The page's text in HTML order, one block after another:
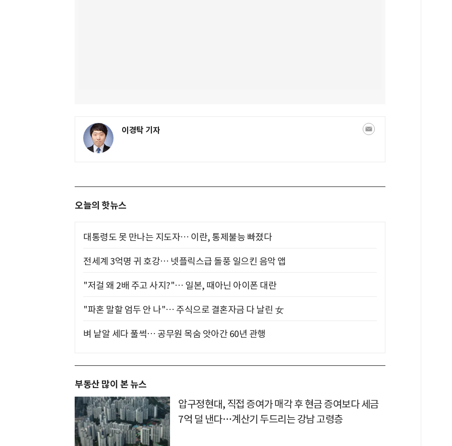
이경탁 기자
오늘의 핫뉴스
대통령도 못 만나는 지도자… 이란, 통제불능 빠졌다
전세계 3억명 귀 호강… 넷플릭스급 돌풍 일으킨 음악 앱
"저걸 왜 2배 주고 사지?"… 일본, 때아닌 아이폰 대란
"파혼 말할 엄두 안 나"… 주식으로 결혼자금 다 날린 女
벼 낱알 세다 풀썩… 공무원 목숨 앗아간 60년 관행
부동산 많이 본 뉴스
압구정현대, 직접 증여가 매각 후 현금 증여보다 세금
7억 덜 낸다…계산기 두드리는 강남 고령층